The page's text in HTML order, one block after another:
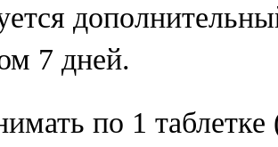
7 дней.
по 1